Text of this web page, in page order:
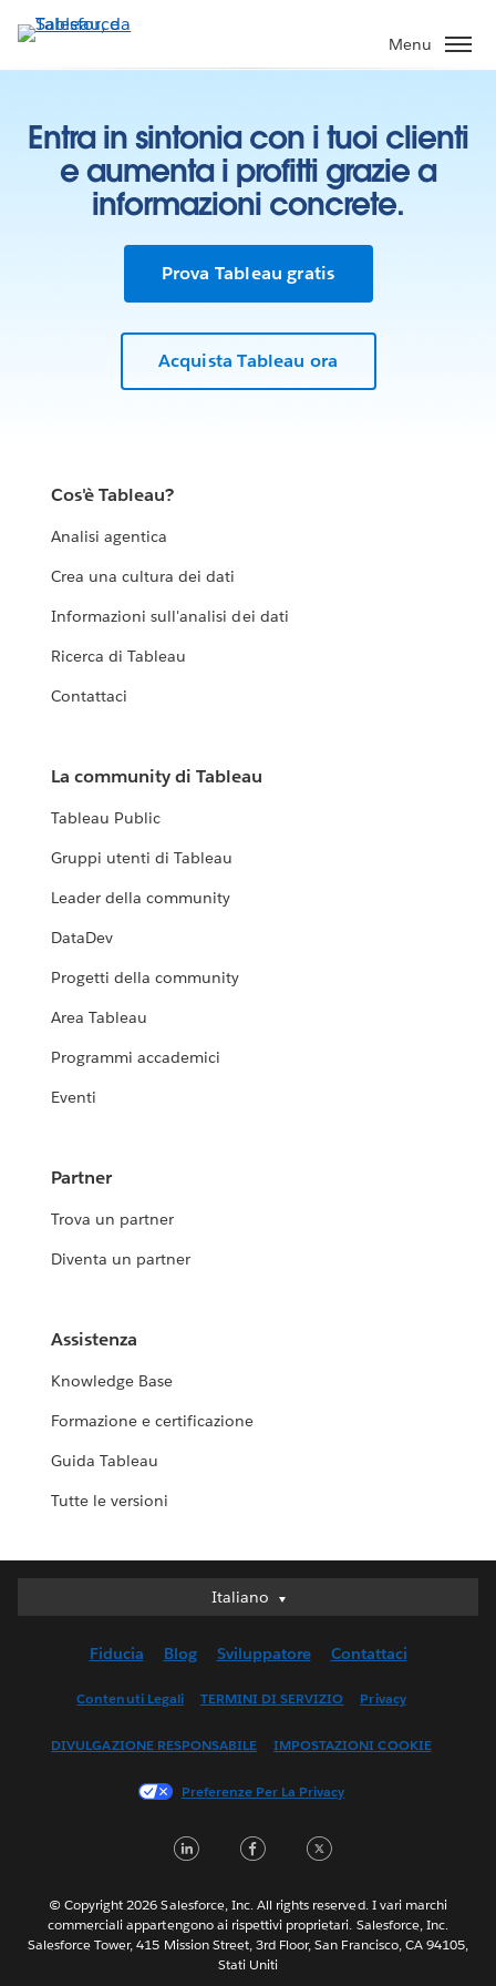
Passa
contenuto
Menu
Entra in sintonia con i tuoi clienti
e aumenta i profitti grazie a
informazioni concrete.
Prova Tableau gratis
Acquista Tableau ora
Cos'è Tableau?
Analisi agentica
Crea una cultura dei dati
Informazioni sull'analisi dei dati
Ricerca di Tableau
Contattaci
La community di Tableau
Tableau Public
Gruppi utenti di Tableau
Leader della community
DataDev
Progetti della community
Area Tableau
Programmi accademici
Eventi
Partner
Trova un partner
Diventa un partner
Assistenza
Knowledge Base
Formazione e certificazione
Guida Tableau
Tutte le versioni
Italiano
Italiano
English (UK)
Français (Canada)
한국어
Português
Svenska
ไทย
Fiducia Blog Sviluppatore Contattaci
Contenuti Legali TERMINI DI SERVIZIO Privacy
DIVULGAZIONE RESPONSABILE IMPOSTAZIONI COOKIE
Preferenze Per La Privacy
LinkedInFacebook
© Copyright 2026 Salesforce, Inc. All rights reserved. I vari marchi
commerciali appartengono ai rispettivi proprietari. Salesforce, Inc.
Salesforce Tower, 415 Mission Street, 3rd Floor, San Francisco, CA 94105,
Stati Uniti